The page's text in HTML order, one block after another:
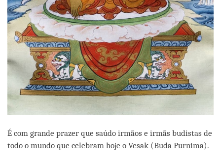
É com grande prazer que saúdo irmãos e irmãs budistas de
todo o mundo que celebram hoje o Vesak (Buda Purnima).